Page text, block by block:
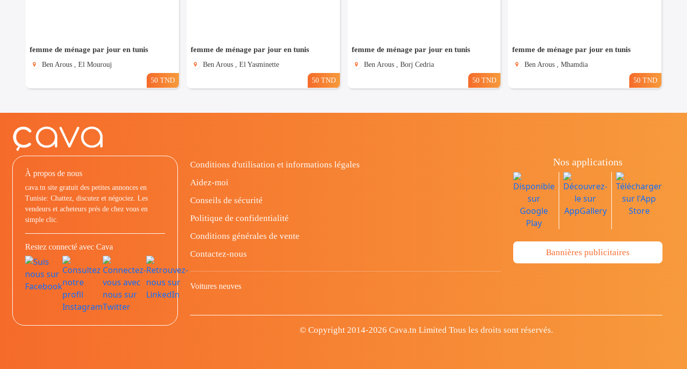
femme de ménage par jour en tunis
Ben Arous , El Mourouj
50 TND
femme de ménage par jour en tunis
Ben Arous , El Yasminette
50 TND
femme de ménage par jour en tunis
Ben Arous , Borj Cedria
50 TND
femme de ménage par jour en tunis
Ben Arous , Mhamdia
50 TND
À propos de nous
cava.tn site gratuit des petites annonces en
Tunisie: Chattez, discutez et négociez. Les
vendeurs et acheteurs prés de chez vous en
simple clic.
Restez connecté avec Cava
Conditions d'utilisation et informations légales
Aidez-moi
Conseils de sécurité
Politique de confidentialité
Conditions générales de vente
Contactez-nous
Voitures neuves
Nos applications
Bannières publicitaires
© Copyright 2014-2026 Cava.tn Limited Tous les droits sont réservés.